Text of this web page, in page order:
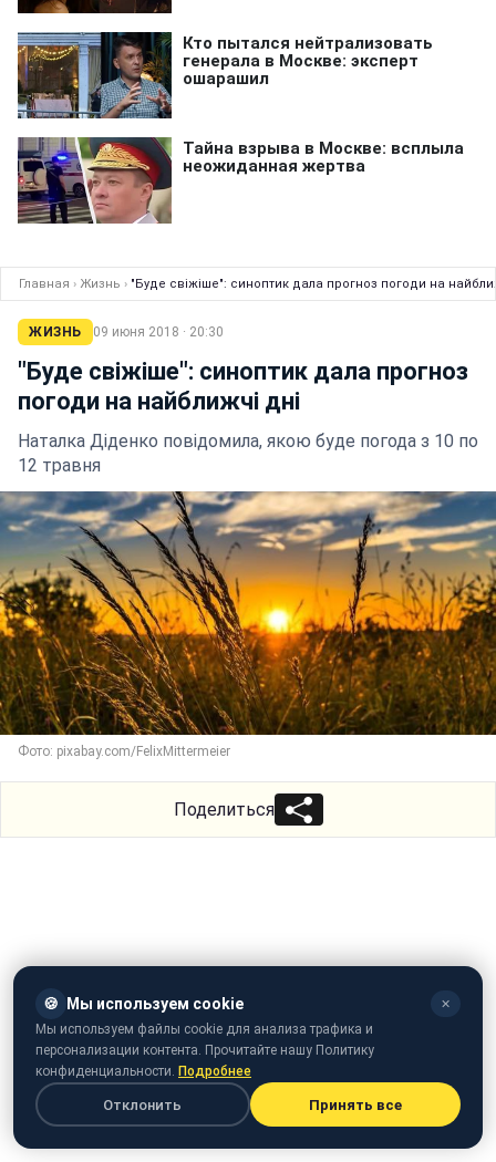
Главная › Жизнь › "Буде свіжіше": синоптик дала прогноз погоди на
ЖИЗНЬ 09 июня 2018 · 20:30
"Буде свіжіше": синоптик дала прогноз
погоди на найближчі дні
Наталка Діденко повідомила, якою буде погода з 10 по
12 травня
Фото: pixabay.com/FelixMittermeier
Поделиться
🍪 Мы используем cookie ✕
Мы используем файлы cookie для анализа трафика и
персонализации контента. Прочитайте нашу Политику
конфиденциальности. Подробнее
Отклонить Принять все